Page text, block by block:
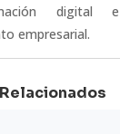
digital
empresarial.